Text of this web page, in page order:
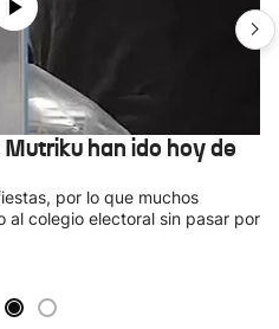
han ido hoy de
por lo que muchos
al colegio electoral sin pasar por